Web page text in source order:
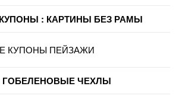
: КАРТИНЫ БЕЗ РАМЫ
КУПОНЫ ПЕЙЗАЖИ
ГОБЕЛЕНОВЫЕ ЧЕХЛЫ